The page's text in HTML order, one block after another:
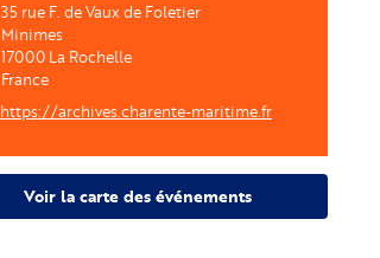
35 rue F. de Vaux de Foletier
Minimes
17000 La Rochelle
France
https://archives.charente-maritime.fr
Voir la carte des événements